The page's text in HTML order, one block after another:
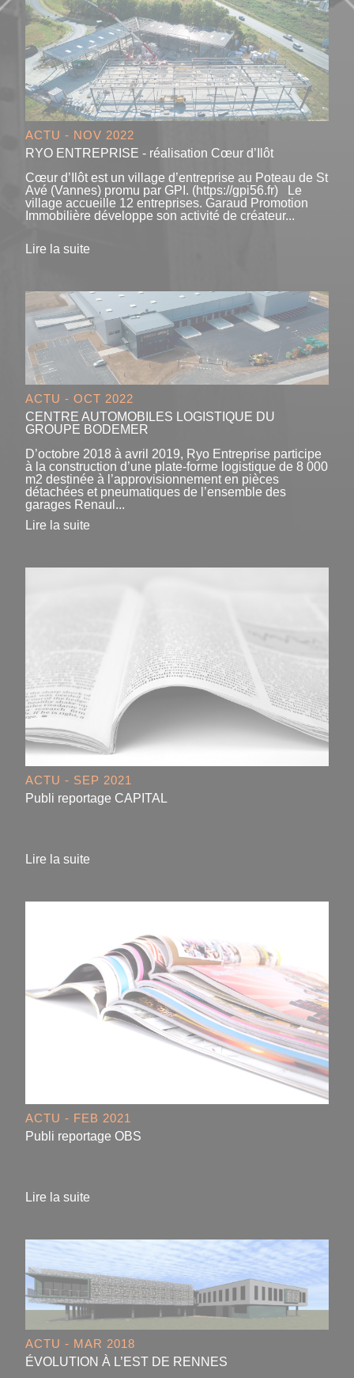
ACTU - NOV 2022
RYO ENTREPRISE - réalisation Cœur d’Ilôt
Cœur d’Ilôt est un village d’entreprise au Poteau de St
Avé (Vannes) promu par GPI. (https://gpi56.fr) Le
village accueille 12 entreprises. Garaud Promotion
Immobilière développe son activité de créateur...
Lire la suite
ACTU - OCT 2022
CENTRE AUTOMOBILES LOGISTIQUE DU
GROUPE BODEMER
D’octobre 2018 à avril 2019, Ryo Entreprise participe
à la construction d’une plate-forme logistique de 8 000
m2 destinée à l’approvisionnement en pièces
détachées et pneumatiques de l’ensemble des
garages Renaul...
Lire la suite
ACTU - SEP 2021
Publi reportage CAPITAL
Lire la suite
ACTU - FEB 2021
Publi reportage OBS
Lire la suite
ACTU - MAR 2018
ÉVOLUTION À L’EST DE RENNES